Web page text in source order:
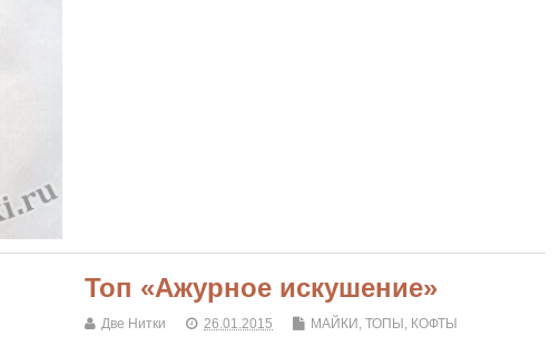
Топ «Ажурное искушение»
Две Нитки 26.01.2015 МАЙКИ, ТОПЫ, КОФТЫ